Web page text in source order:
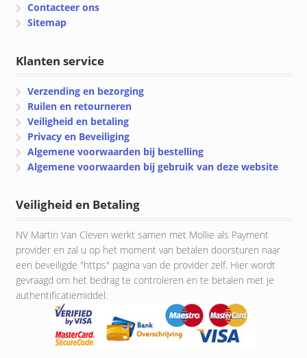
Contacteer ons
Sitemap
Klanten service
Verzending en bezorging
Ruilen en retourneren
Veiligheid en betaling
Privacy en Beveiliging
Algemene voorwaarden bij bestelling
Algemene voorwaarden bij gebruik van deze website
Veiligheid en Betaling
NV Martin Van Cleven werkt samen met Mollie als Payment
provider en zal u op het moment van betalen doorsturen naar
een beveiligde "https" pagina van de provider zelf. Hier wordt
gevraagd om het bedrag te controleren en te betalen met je
authentificatiemiddel.